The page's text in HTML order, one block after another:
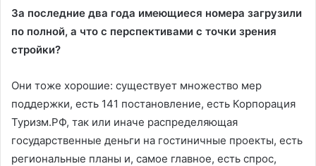
За последние два года имеющиеся номера загрузили
по полной, а что с перспективами с точки зрения
стройки?
Они тоже хорошие: существует множество мер
поддержки, есть 141 постановление, есть Корпорация
Туризм.РФ, так или иначе распределяющая
государственные деньги на гостиничные проекты, есть
региональные планы и, самое главное, есть спрос,